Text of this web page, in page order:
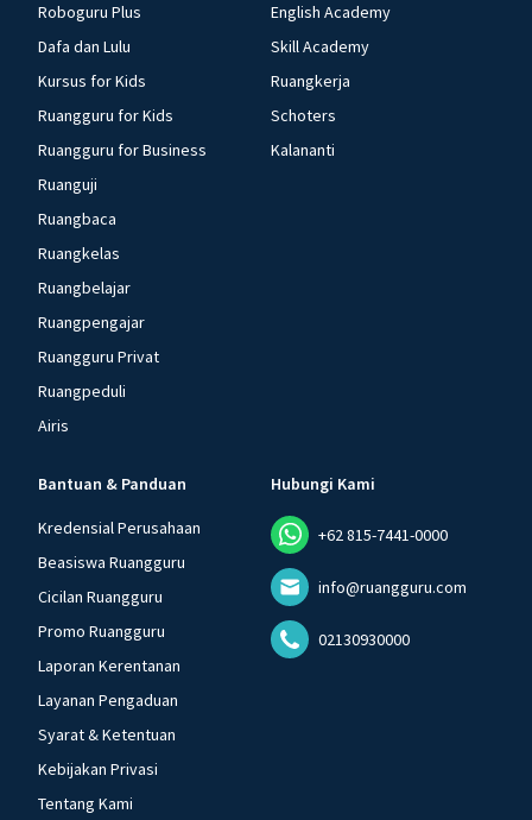
Roboguru Plus
Dafa dan Lulu
Kursus for Kids
Ruangguru for Kids
Ruangguru for Business
Ruanguji
Ruangbaca
Ruangkelas
Ruangbelajar
Ruangpengajar
Ruangguru Privat
Ruangpeduli
Airis
English Academy
Skill Academy
Ruangkerja
Schoters
Kalananti
Bantuan & Panduan
Kredensial Perusahaan
Beasiswa Ruangguru
Cicilan Ruangguru
Promo Ruangguru
Laporan Kerentanan
Layanan Pengaduan
Syarat & Ketentuan
Kebijakan Privasi
Tentang Kami
Hubungi Kami
+62 815-7441-0000
info@ruangguru.com
02130930000